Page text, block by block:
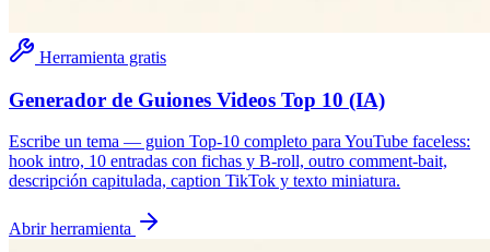
Herramienta gratis
Generador de Guiones Videos Top 10 (IA)
Escribe un tema — guion Top-10 completo para YouTube faceless:
hook intro, 10 entradas con fichas y B-roll, outro comment-bait,
descripción capitulada, caption TikTok y texto miniatura.
Abrir herramienta